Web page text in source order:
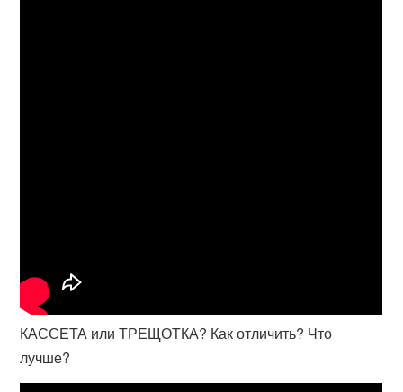
КАССЕТА или ТРЕЩОТКА? Как отличить? Что
лучше?